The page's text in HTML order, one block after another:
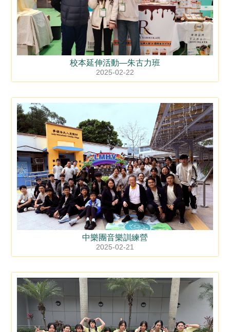
校本延伸活動—朱古力班
2025-02-22
中樂團音樂訓練營
2025-02-21